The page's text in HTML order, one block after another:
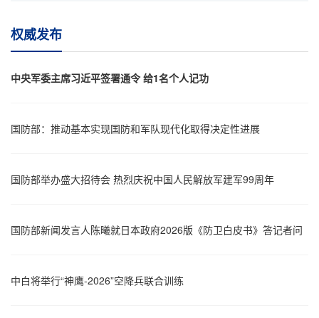
权威发布
中央军委主席习近平签署通令 给1名个人记功
国防部：推动基本实现国防和军队现代化取得决定性进展
国防部举办盛大招待会 热烈庆祝中国人民解放军建军99周年
国防部新闻发言人陈曦就日本政府2026版《防卫白皮书》答记者问
中白将举行“神鹰-2026”空降兵联合训练